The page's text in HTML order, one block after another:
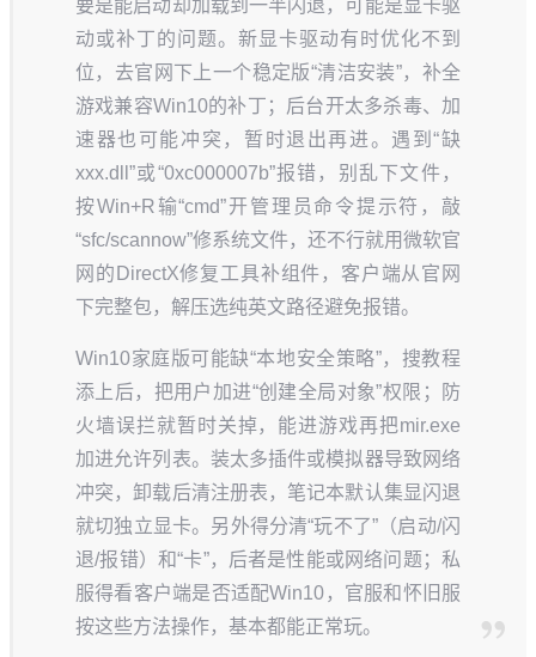
要是能启动却加载到一半闪退，可能是显卡驱
动或补丁的问题。新显卡驱动有时优化不到
位，去官网下上一个稳定版“清洁安装”，补全
游戏兼容Win10的补丁；后台开太多杀毒、加
速器也可能冲突，暂时退出再进。遇到“缺
xxx.dll”或“0xc000007b”报错，别乱下文件，
按Win+R输“cmd”开管理员命令提示符，敲
“sfc/scannow”修系统文件，还不行就用微软官
网的DirectX修复工具补组件，客户端从官网
下完整包，解压选纯英文路径避免报错。
Win10家庭版可能缺“本地安全策略”，搜教程
添上后，把用户加进“创建全局对象”权限；防
火墙误拦就暂时关掉，能进游戏再把mir.exe
加进允许列表。装太多插件或模拟器导致网络
冲突，卸载后清注册表，笔记本默认集显闪退
就切独立显卡。另外得分清“玩不了”（启动/闪
退/报错）和“卡”，后者是性能或网络问题；私
服得看客户端是否适配Win10，官服和怀旧服
按这些方法操作，基本都能正常玩。